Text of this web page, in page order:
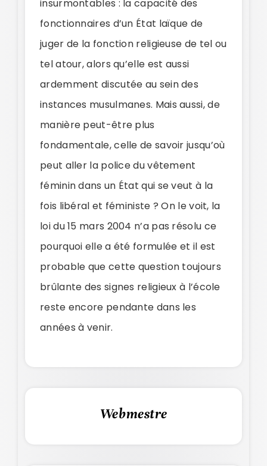
insurmontables : la capacité des
fonctionnaires d’un État laïque de
juger de la fonction religieuse de tel ou
tel atour, alors qu’elle est aussi
ardemment discutée au sein des
instances musulmanes. Mais aussi, de
manière peut-être plus
fondamentale, celle de savoir jusqu’où
peut aller la police du vêtement
féminin dans un État qui se veut à la
fois libéral et féministe ? On le voit, la
loi du 15 mars 2004 n’a pas résolu ce
pourquoi elle a été formulée et il est
probable que cette question toujours
brûlante des signes religieux à l’école
reste encore pendante dans les
années à venir.
Webmestre